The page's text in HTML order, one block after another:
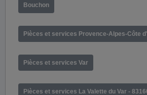
Bouchon
Pièces et services Provence-Alpes-Côte
Pièces et services Var
Pièces et services La Valette du Var -